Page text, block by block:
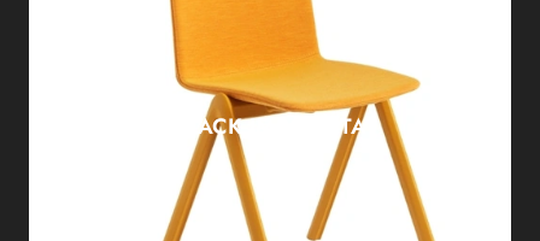
STACK IMBOTTITA